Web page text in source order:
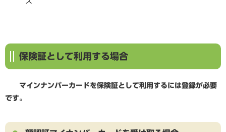
保険証として利用する場合
マインナンバーカードを保険証として利用するには登録が必要
です。